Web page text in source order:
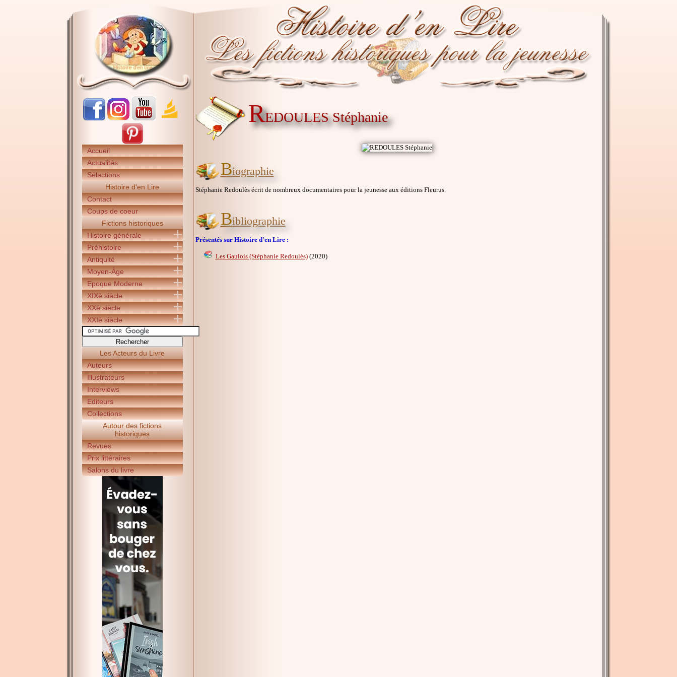
Accueil
Actualités
Sélections
Histoire d'en Lire
Contact
Coups de coeur
Fictions historiques
Histoire générale
Préhistoire
Antiquité
Moyen-Âge
Epoque Moderne
XIXè siècle
XXè siècle
XXIè siècle
Les Acteurs du Livre
Auteurs
Illustrateurs
Interviews
Editeurs
Collections
Autour des fictions
historiques
Revues
Prix littéraires
Salons du livre
REDOULES Stéphanie
Biographie
Stéphanie Redoulès écrit de nombreux documentaires pour la jeunesse aux éditions Fleurus.
Bibliographie
Présentés sur Histoire d'en Lire :
Les Gaulois (Stéphanie Redoulès)(2020)